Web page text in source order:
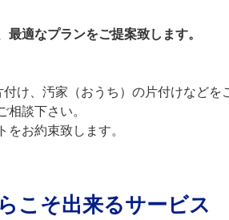
適なプランをご提案致します。
け、汚家（おうち）の片付けなどを
談下さい。
お約束致します。
こそ出来るサービス